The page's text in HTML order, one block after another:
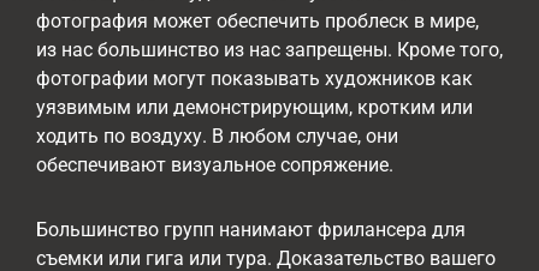
фотография может обеспечить проблеск в мире,
из нас большинство из нас запрещены. Кроме того,
фотографии могут показывать художников как
уязвимым или демонстрирующим, кротким или
ходить по воздуху. В любом случае, они
обеспечивают визуальное сопряжение.
Большинство групп нанимают фрилансера для
съемки или гига или тура. Доказательство вашего